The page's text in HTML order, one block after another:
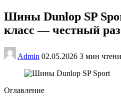
Шины Dunlop SP
класс — честный
Admin 02.05.2026 3 мин
Оглавление